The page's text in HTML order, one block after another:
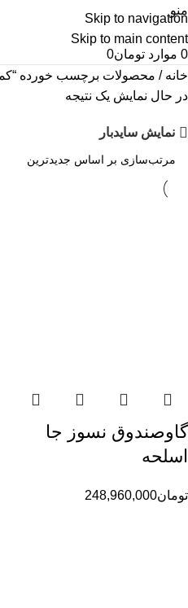
Skip to navigation
Skip to main content
منو
0 موارد تومان0
خانه محصولات برچسب خورده
در حال نمایش یک نتیجه
نمایش سایدبار
گاوصندوق نسوز جا
اسلحه
تومان248,960,000